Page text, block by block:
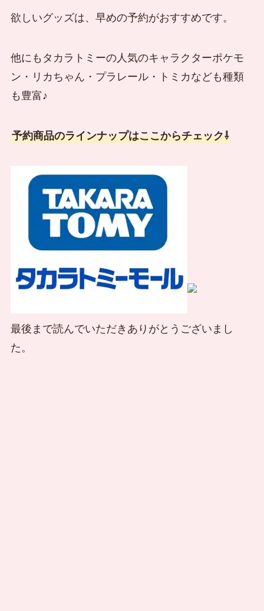
欲しいグッズは、早めの予約がおすすめです。
他にもタカラトミーの人気のキャラクターポケモ
ン・リカちゃん・プラレール・トミカなども種類
も豊富♪
予約商品のラインナップはここからチェック⇩
最後まで読んでいただきありがとうございまし
た。